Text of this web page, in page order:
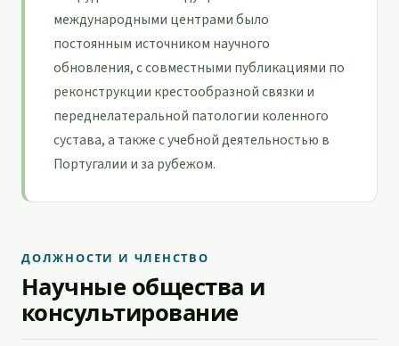
международными центрами было
постоянным источником научного
обновления, с совместными публикациями по
реконструкции крестообразной связки и
переднелатеральной патологии коленного
сустава, а также с учебной деятельностью в
Португалии и за рубежом.
ДОЛЖНОСТИ И ЧЛЕНСТВО
Научные общества и
консультирование